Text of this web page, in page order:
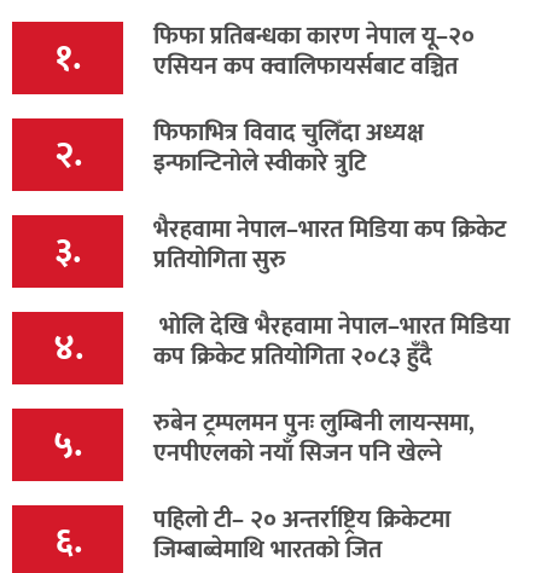
१. फिफा प्रतिबन्धका कारण नेपाल यू–२०
एसियन कप क्वालिफायर्सबाट वञ्चित
२. फिफाभित्र विवाद चुलिँदा अध्यक्ष
इन्फान्टिनोले स्वीकारे त्रुटि
३. भैरहवामा नेपाल–भारत मिडिया कप क्रिकेट
प्रतियोगिता सुरु
४. भोलि देखि भैरहवामा नेपाल–भारत मिडिया
कप क्रिकेट प्रतियोगिता २०८३ हुँदै
५. रुबेन ट्रम्पलमन पुनः लुम्बिनी लायन्समा,
एनपीएलको नयाँ सिजन पनि खेल्ने
६. पहिलो टी– २० अन्तर्राष्ट्रिय क्रिकेटमा
जिम्बाब्वेमाथि भारतको जित